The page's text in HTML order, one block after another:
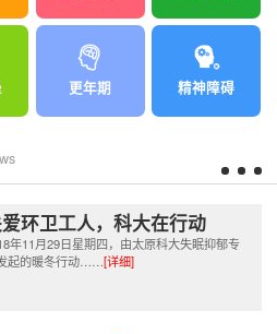
更年期 精神障碍
环卫工人，科大在行动
年11月29日星期四，由太原科大失眠抑郁专
起的暖冬行动……[详细]